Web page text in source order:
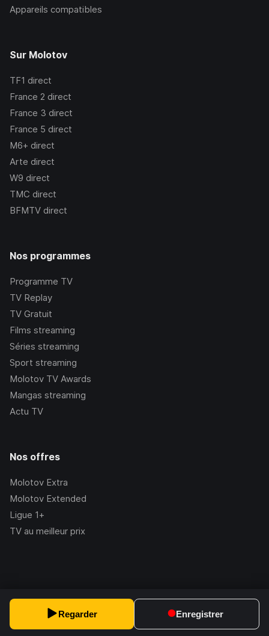
Regarder Enregistrer
Appareils compatibles
Sur Molotov
TF1 direct
France 2 direct
France 3 direct
France 5 direct
M6+ direct
Arte direct
W9 direct
TMC direct
BFMTV direct
Nos programmes
Programme TV
TV Replay
TV Gratuit
Films streaming
Séries streaming
Sport streaming
Molotov TV Awards
Mangas streaming
Actu TV
Nos offres
Molotov Extra
Molotov Extended
Ligue 1+
TV au meilleur prix
2.228.1